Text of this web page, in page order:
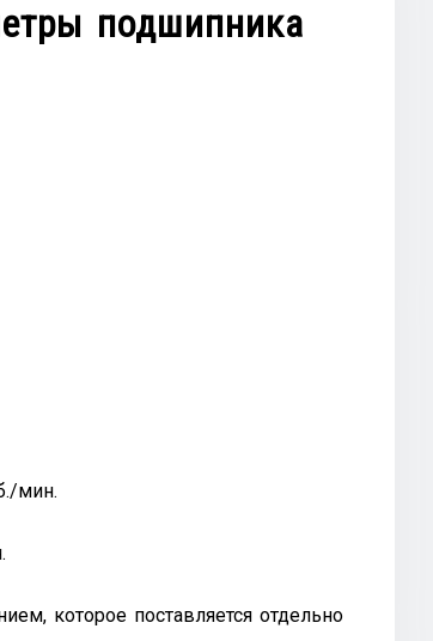
подшипника
мин.
которое поставляется отдельно